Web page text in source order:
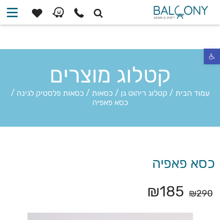
פתח סרגל נגישות
קטלוג מוצרים
עמוד הבית / קטלוג ריהוט גן / כסאות / כסאות פלסטיק לגינה /
כסא פאפיה
כסא פאפיה
₪290
₪185